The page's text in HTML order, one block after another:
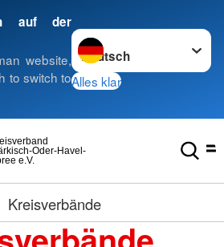
auf der
website,
to switch to
Sprache wechseln zu
Alles klar
e.V.
Oder-Havel-
Kreisverbände